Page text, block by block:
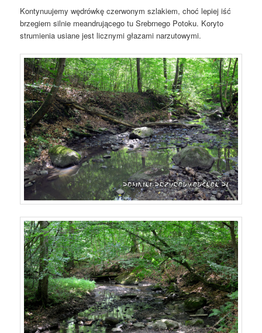
Kontynuujemy wędrówkę czerwonym szlakiem, choć lepiej iść
brzegiem silnie meandrującego tu Srebrnego Potoku. Koryto
strumienia usiane jest licznymi głazami narzutowymi.